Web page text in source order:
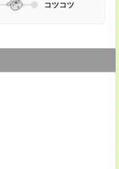
コツコツ